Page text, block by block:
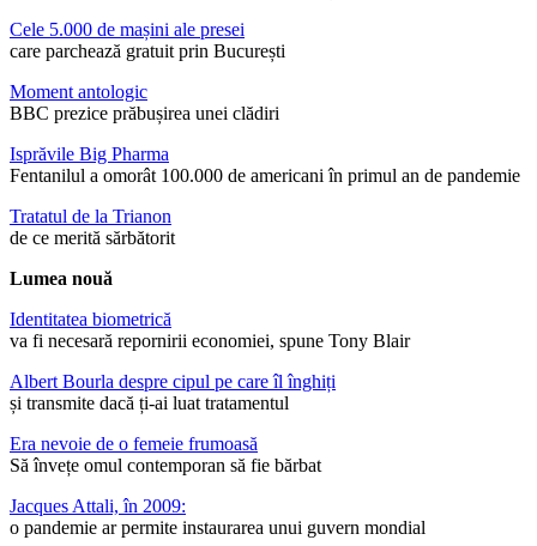
Cele 5.000 de mașini ale presei
care parchează gratuit prin București
Moment antologic
BBC prezice prăbușirea unei clădiri
Isprăvile Big Pharma
Fentanilul a omorât 100.000 de americani în primul an de pandemie
Tratatul de la Trianon
de ce merită sărbătorit
Lumea nouă
Identitatea biometrică
va fi necesară repornirii economiei, spune Tony Blair
Albert Bourla despre cipul pe care îl înghiți
și transmite dacă ți-ai luat tratamentul
Era nevoie de o femeie frumoasă
Să învețe omul contemporan să fie bărbat
Jacques Attali, în 2009:
o pandemie ar permite instaurarea unui guvern mondial